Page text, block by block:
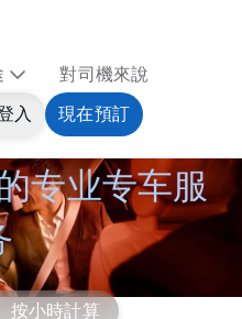
對司機來說
入 現在預訂
专业专车服
按小時計算